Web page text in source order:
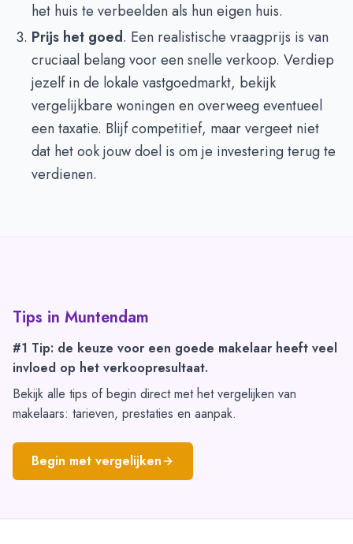
het huis te verbeelden als hun eigen huis.
Prijs het goed. Een realistische vraagprijs is van
cruciaal belang voor een snelle verkoop. Verdiep
jezelf in de lokale vastgoedmarkt, bekijk
vergelijkbare woningen en overweeg eventueel
een taxatie. Blijf competitief, maar vergeet niet
dat het ook jouw doel is om je investering terug te
verdienen.
Tips in Muntendam
#1 Tip: de keuze voor een goede makelaar heeft veel
invloed op het verkoopresultaat.
Bekijk alle tips of begin direct met het vergelijken van
makelaars: tarieven, prestaties en aanpak.
Begin met vergelijken